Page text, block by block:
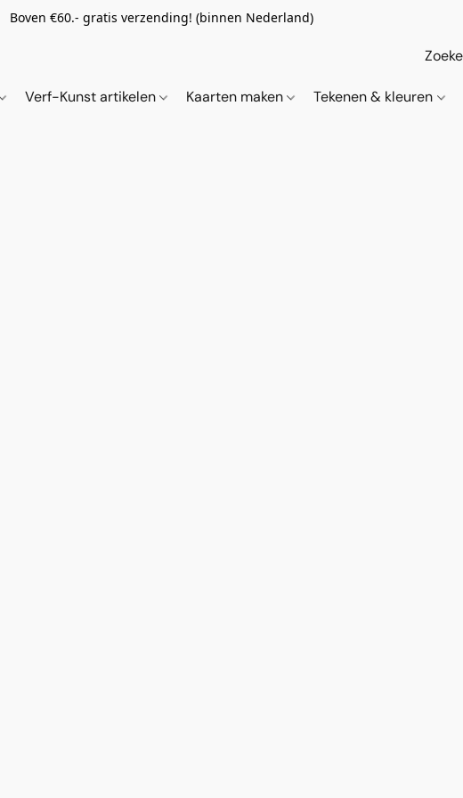
Boven €60.- gratis verzending! (binnen Nederland)
Verf-Kunst artikelen Kaarten maken Tekenen & kleuren